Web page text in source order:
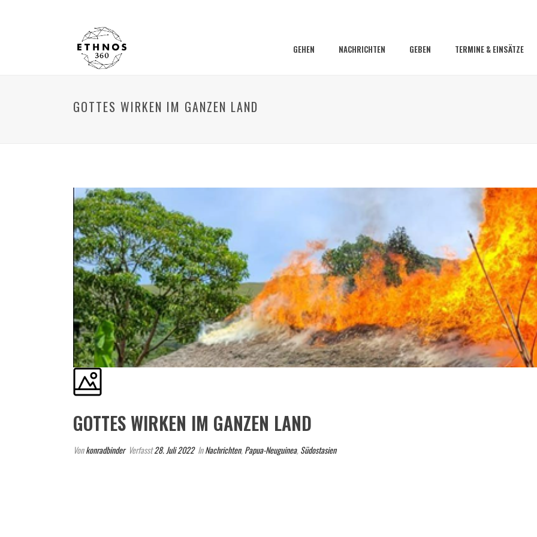
GEHEN NACHRICHTEN GEBEN TERMINE & EINSÄTZE
GOTTES WIRKEN IM GANZEN LAND
GOTTES WIRKEN IM GANZEN LAND
Vonkonradbinder Verfasst28. Juli 2022 InNachrichten,Papua-Neuguinea,Südostasien